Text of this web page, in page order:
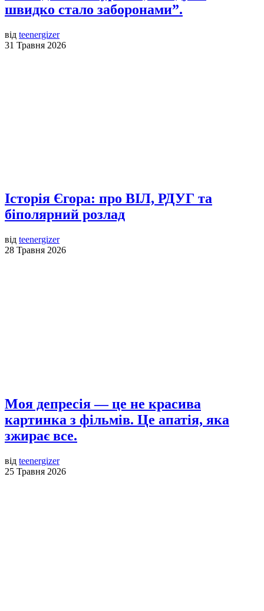
швидко стало заборонами”.
від teenergizer
31 Травня 2026
Історія Єгора: про ВІЛ, РДУГ та
біполярний розлад
від teenergizer
28 Травня 2026
Моя депресія — це не красива
картинка з фільмів. Це апатія, яка
зжирає все.
від teenergizer
25 Травня 2026